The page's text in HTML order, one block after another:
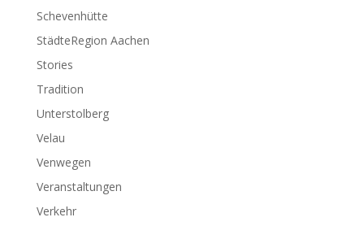
Schevenhütte
StädteRegion Aachen
Stories
Tradition
Unterstolberg
Velau
Venwegen
Veranstaltungen
Verkehr